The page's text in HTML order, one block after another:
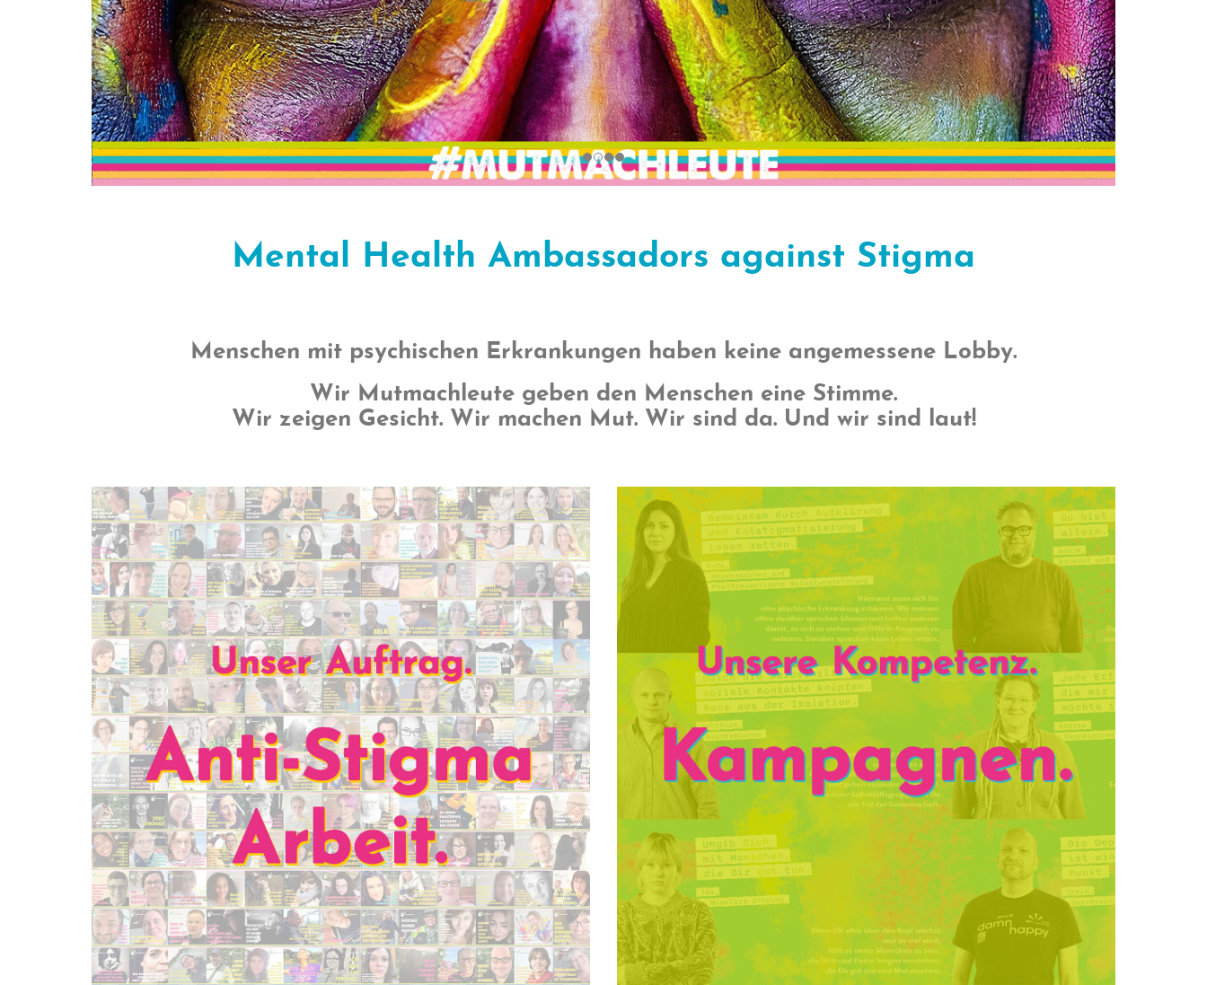
Mental Health Ambassadors against Stigma
Menschen mit psychischen Erkrankungen haben keine angemessene Lobby.
Wir Mutmachleute geben den Menschen eine Stimme.
Wir zeigen Gesicht. Wir machen Mut. Wir sind da. Und wir sind laut!